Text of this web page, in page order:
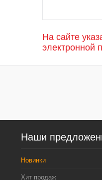
В
На сайте
электронной
Наши
Новинки
Хит продаж